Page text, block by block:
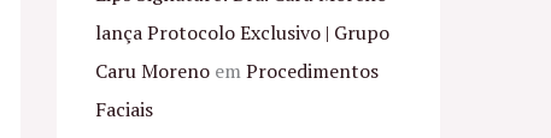
lança Protocolo Exclusivo | Grupo
Caru Moreno emProcedimentos
Faciais